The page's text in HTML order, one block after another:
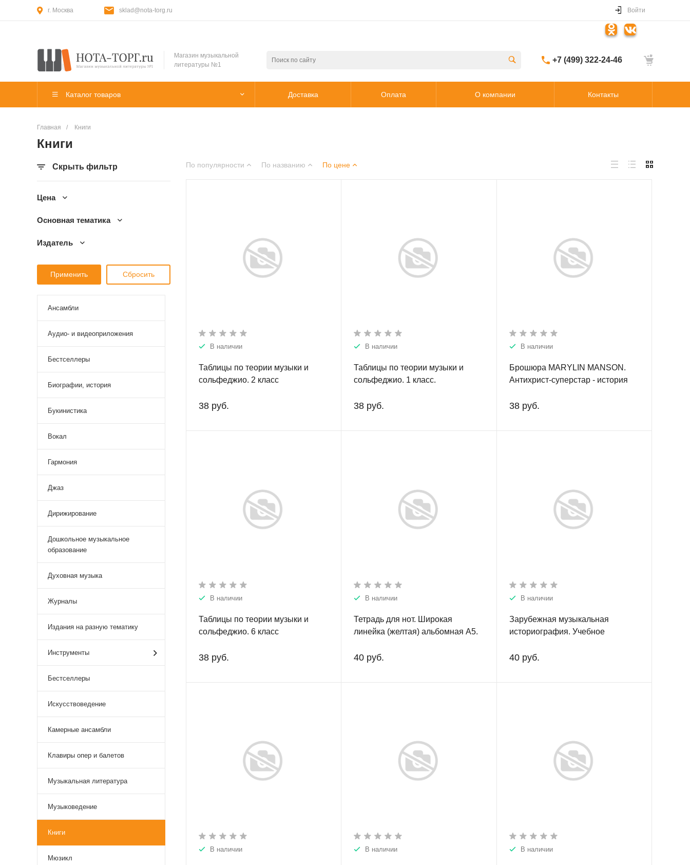
г. Москва sklad@nota-torg.ru Войти
Магазин музыкальной
литературы №1
+7 (499) 322-24-46
Каталог товаров Доставка Оплата О компании Контакты
Главная / Книги
Книги
Скрыть фильтр
Цена
Основная тематика
Издатель
Ансамбли
Аудио- и видеоприложения
Бестселлеры
Биографии, история
Букинистика
Вокал
Гармония
Джаз
Дирижирование
Дошкольное музыкальное
образование
Духовная музыка
Журналы
Издания на разную тематику
Инструменты
Бестселлеры
Искусствоведение
Камерные ансамбли
Клавиры опер и балетов
Музыкальная литература
Музыковедение
Книги
Мюзикл
По популярности По названию По цене
В наличии
Таблицы по теории музыки и
сольфеджио. 2 класс
38 руб.
В наличии
Таблицы по теории музыки и
сольфеджио. 1 класс.
38 руб.
В наличии
Брошюра MARYLIN MANSON.
Антихрист-суперстар - история
38 руб.
В наличии
Таблицы по теории музыки и
сольфеджио. 6 класс
38 руб.
В наличии
Тетрадь для нот. Широкая
линейка (желтая) альбомная А5.
40 руб.
В наличии
Зарубежная музыкальная
историография. Учебное
40 руб.
В наличии В наличии В наличии